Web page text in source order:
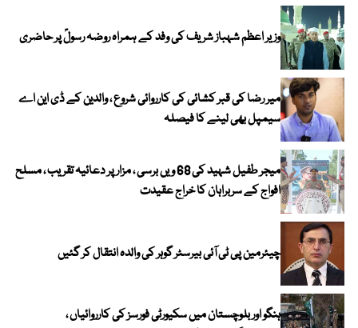
وزیر اعظم شہباز شریف کی وفد کے ہمراہ روضہ رسولؐ پر حاضری
میر رضا کی قبر کشائی کی کارروائی شروع ، والدین کے ڈی این اے
سیمپل بھی لینے کا فیصلہ
میجر طفیل شہید کی 68 ویں برسی ، مزار پر دعائیہ تقریب ، مسلح
افواج کے سربراہان کا خراج عقیدت
چیئرمین پی ٹی آئی بیرسٹر گوہر کی والدہ انتقال کر گئیں
ہنگو اور بلوچستان میں سکیورٹی فورسز کی کارروائیاں ،